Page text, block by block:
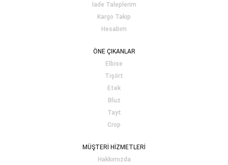
İade Taleplerim
Kargo Takip
Hesabım
ÖNE ÇIKANLAR
Elbise
Tişört
Etek
Bluz
Tayt
Crop
MÜŞTERİ HİZMETLERİ
Hakkımızda